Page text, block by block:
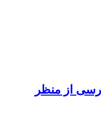
از منظر